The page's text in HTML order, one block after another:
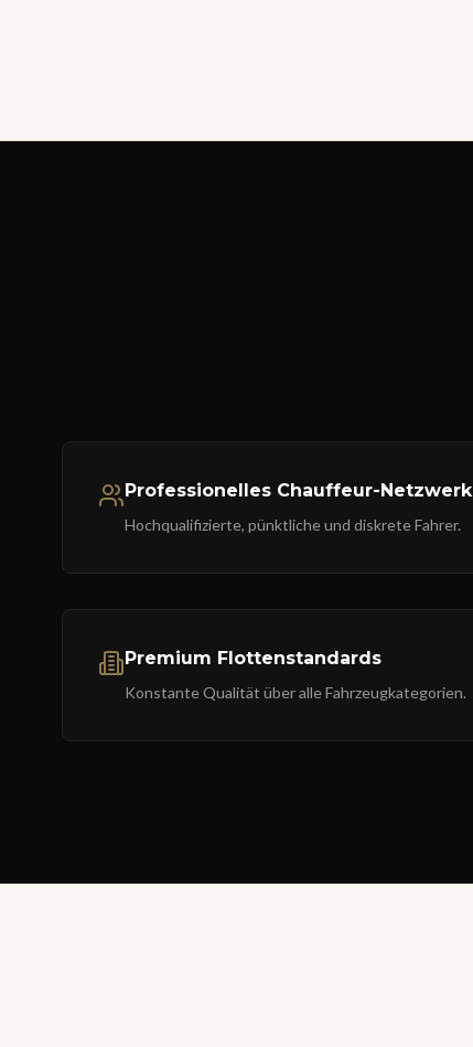
Professionelles Chauffeur-Netzwerk
Hochqualifizierte, pünktliche und diskrete Fahrer.
Premium Flottenstandards
Konstante Qualität über alle Fahrzeugkategorien.